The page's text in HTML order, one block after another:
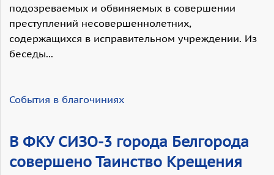
подозреваемых и обвиняемых в совершении
преступлений несовершеннолетних,
содержащихся в исправительном учреждении. Из
беседы...
События в благочиниях
В ФКУ СИЗО-3 города Белгорода
совершено Таинство Крещения